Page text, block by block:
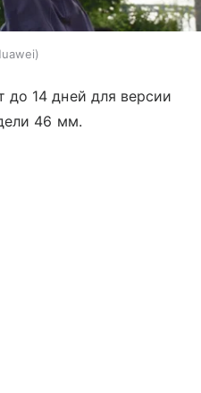
до 14 дней для версии
46 мм.